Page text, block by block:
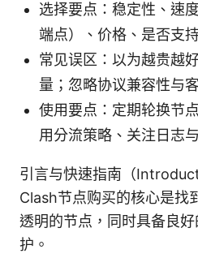
选择要点：稳定性、速
端点）、价格、是否支
常见误区：以为越贵越
量；忽略协议兼容性与
使用要点：定期轮换节
用分流策略、关注日志
引言与快速指南（
Clash节点购买的核心是找
透明的节点，同时具备良
护。